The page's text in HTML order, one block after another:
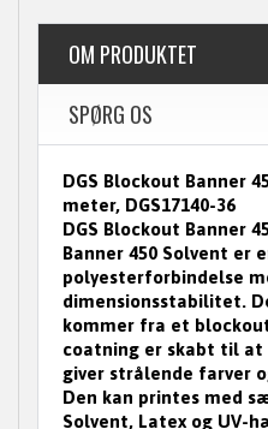
OM PRODUKTET
SPØRG OS
DGS Blockout Banner
meter, DGS17140-36
DGS Blockout Banner
Banner 450 Solvent er
polyesterforbindelse
dimensionsstabilitet.
kommer fra et
coatning er skabt til at
giver strålende farver
Den kan printes med
Solvent, Latex og UV-